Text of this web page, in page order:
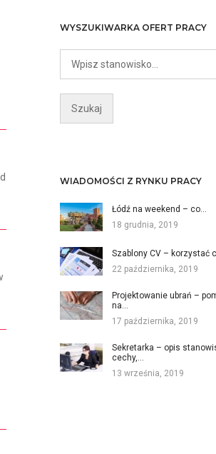
WYSZUKIWARKA OFERT PRACY
WIADOMOŚCI Z RYNKU PRACY
Łódź na weekend – co…
18 grudnia, 2019
Szablony CV – korzystać
22 października, 2019
Projektowanie ubrań –
na…
17 października, 2019
Sekretarka – opis
cechy,…
13 września, 2019